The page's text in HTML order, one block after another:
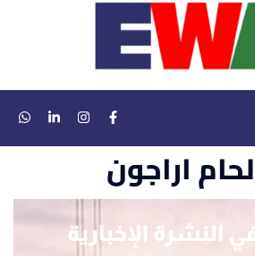
لحام اراجون
النشرة الإخبارية